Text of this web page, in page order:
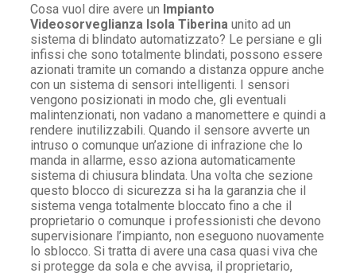
Cosa vuol dire avere un Impianto
Videosorveglianza Isola Tiberina unito ad un
sistema di blindato automatizzato? Le persiane e gli
infissi che sono totalmente blindati, possono essere
azionati tramite un comando a distanza oppure anche
con un sistema di sensori intelligenti. I sensori
vengono posizionati in modo che, gli eventuali
malintenzionati, non vadano a manomettere e quindi a
rendere inutilizzabili. Quando il sensore avverte un
intruso o comunque un’azione di infrazione che lo
manda in allarme, esso aziona automaticamente
sistema di chiusura blindata. Una volta che sezione
questo blocco di sicurezza si ha la garanzia che il
sistema venga totalmente bloccato fino a che il
proprietario o comunque i professionisti che devono
supervisionare l’impianto, non eseguono nuovamente
lo sblocco. Si tratta di avere una casa quasi viva che
si protegge da sola e che avvisa, il proprietario,